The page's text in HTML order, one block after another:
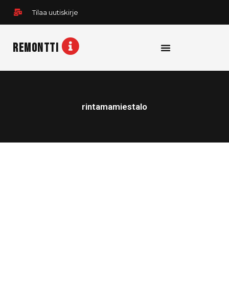
Siirry
Tilaa uutiskirje
REMONTTI
rintamamiestalo